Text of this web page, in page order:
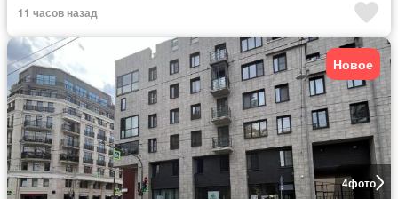
11 часов назад
4фото
Новое